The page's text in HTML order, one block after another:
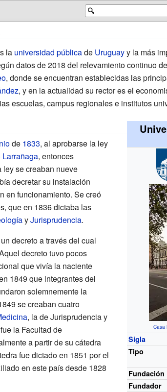
🔍
la universidad públicade Uruguayy la más
datos de 2018 del relevamiento continuo
, donde se encuentran establecidas las
, y en la actualidad su rector es el
escuelas, campus regionales e institutos
Casa
Sigla
Tipo
Fundación
Fundador
de 1833, al aprobarse la ley
, entonces
ley se creaban nueve
decretar su instalación
en funcionamiento. Se creó
que en 1836 dictaba las
yJurisprudencia.
decreto a través del cual
decreto tuvo pocos
que vivía la naciente
1849 que integrantes del
solemnemente la
se creaban cuatro
, la de Jurisprudencia y
la Facultad de
a partir de su cátedra
fue dictado en 1851 por el
en este país desde 1828